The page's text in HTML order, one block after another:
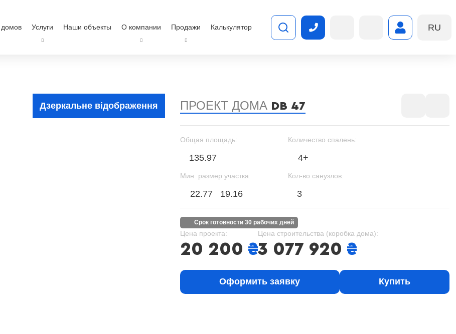
Услуги Наши объекты О компании Продажи Калькулятор RU
Дзеркальне відображення ПРОЕКТ ДОМА DB 47
Общая площадь:
135.97
Количество спалень:
4+
Мин. размер участка:
22.77 19.16
Кол-во санузлов:
3
срок готовности 30 рабочих дней
Цена проекта:
20 200 ₴
Цена строительства (коробка дома):
3 077 920 ₴
Оформить заявку Купить